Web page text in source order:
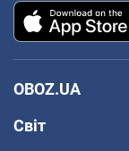
OBOZ.UA
Світ